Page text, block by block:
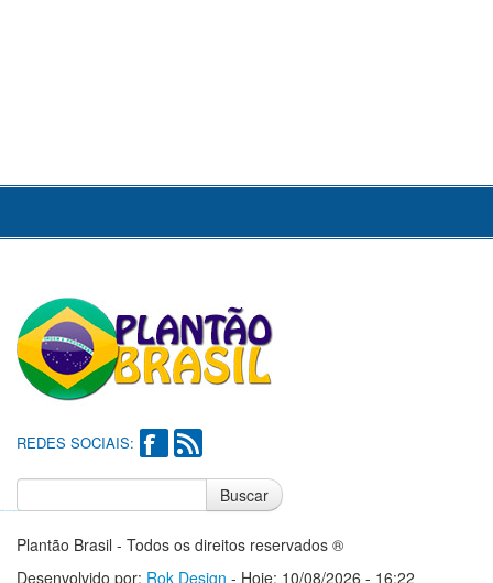
REDES SOCIAIS:
Buscar
Plantão Brasil - Todos os direitos reservados ®
Desenvolvido por: Rok Design - Hoje: 10/08/2026 - 16:22